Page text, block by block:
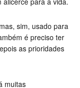
sim, usado para
é preciso ter
as prioridades
muitas